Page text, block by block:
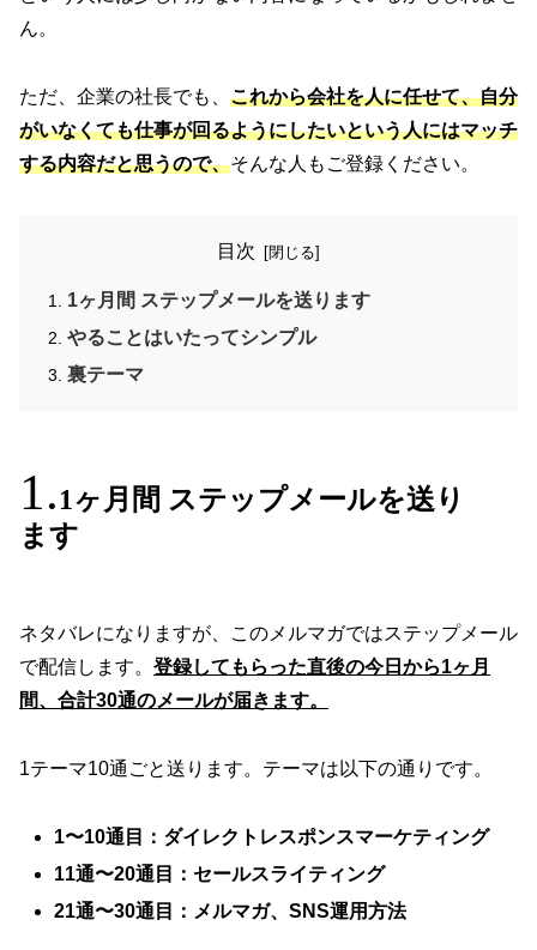
ん。
ただ、企業の社長でも、 これから会社を人に任せて、自分
がいなくても仕事が回るようにしたいという人にはマッチ
する内容だと思うので、そんな人もご登録ください。
目次
1ヶ月間 ステップメールを送ります
やることはいたってシンプル
裏テーマ
1ヶ月間 ステップメールを送り
ます
ネタバレになりますが、このメルマガではステップメール
で配信します。 登録してもらった直後の今日から1ヶ月
間、合計30通のメールが届きます。
1テーマ10通ごと送ります。テーマは以下の通りです。
1〜10通目：ダイレクトレスポンスマーケティング
11通〜20通目：セールスライティング
21通〜30通目：メルマガ、SNS運用方法